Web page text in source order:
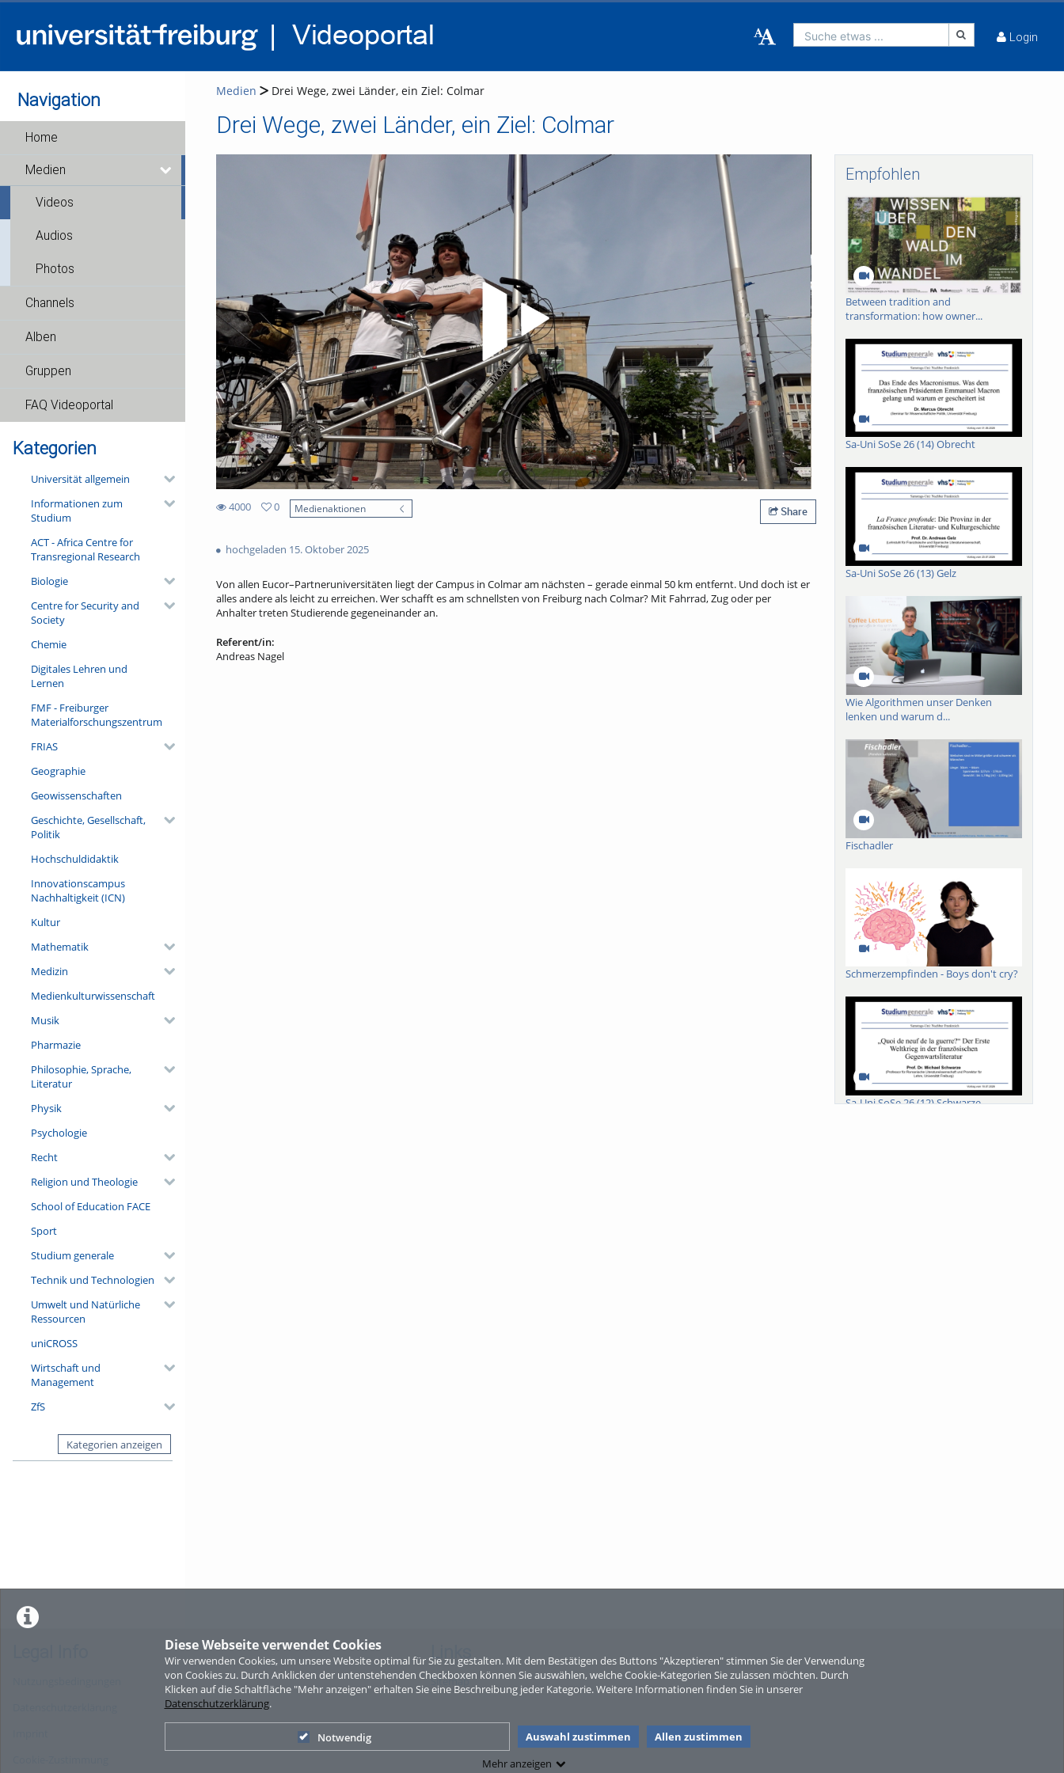
Diese Webseite verwendet Cookies
Wir verwenden Cookies, um unsere Website optimal für Sie zu gestalten. Mit dem Bestätigen des Buttons "Akzeptieren" stimmen Sie der Verwendung
von Cookies zu. Durch Anklicken der untenstehenden Checkboxen können Sie auswählen, welche Cookie-Kategorien Sie zulassen möchten. Durch
Klicken auf die Schaltfläche "Mehr anzeigen" erhalten Sie eine Beschreibung jeder Kategorie. Weitere Informationen finden Sie in unserer
Datenschutzerklärung.
Notwendig Auswahl zustimmen
Allen zustimmen
Mehr anzeigen
Suche etwas ... Login
Navigation
Home
Medien
Videos
Audios
Photos
Channels
Alben
Gruppen
FAQ Videoportal
Kategorien
Universität allgemein
Informationen zum
Studium
ACT - Africa Centre for
Transregional Research
Biologie
Centre for Security and
Society
Chemie
Digitales Lehren und
Lernen
FMF - Freiburger
Materialforschungszentrum
FRIAS
Geographie
Geowissenschaften
Geschichte, Gesellschaft,
Politik
Hochschuldidaktik
Innovationscampus
Nachhaltigkeit (ICN)
Kultur
Mathematik
Medizin
Medienkulturwissenschaft
Musik
Pharmazie
Philosophie, Sprache,
Literatur
Physik
Psychologie
Recht
Religion und Theologie
School of Education FACE
Sport
Studium generale
Technik und Technologien
Umwelt und Natürliche
Ressourcen
uniCROSS
Wirtschaft und
Management
ZfS
Kategorien anzeigen
Medien Drei Wege, zwei Länder, ein Ziel: Colmar
Drei Wege, zwei Länder, ein Ziel: Colmar
4000
views
0
Medienaktionen Share
hochgeladen 15. Oktober 2025
Von allen Eucor–Partneruniversitäten liegt der Campus in Colmar am nächsten – gerade einmal 50 km entfernt. Und doch ist er
alles andere als leicht zu erreichen. Wer schafft es am schnellsten von Freiburg nach Colmar? Mit Fahrrad, Zug oder per
Anhalter treten Studierende gegeneinander an.
Referent/in:
Andreas Nagel
Empfohlen
Between tradition and
transformation: how owner...
Sa-Uni SoSe 26 (14) Obrecht
Sa-Uni SoSe 26 (13) Gelz
Wie Algorithmen unser Denken
lenken und warum d...
Fischadler
Schmerzempfinden - Boys don't cry?
Sa-Uni SoSe 26 (12) Schwarze
Sperber
Links
Sitemap